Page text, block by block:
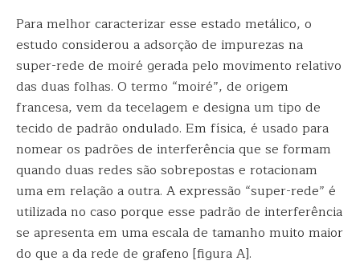
Para melhor caracterizar esse estado metálico, o
estudo considerou a adsorção de impurezas na
super-rede de moiré gerada pelo movimento relativo
das duas folhas. O termo “moiré”, de origem
francesa, vem da tecelagem e designa um tipo de
tecido de padrão ondulado. Em física, é usado para
nomear os padrões de interferência que se formam
quando duas redes são sobrepostas e rotacionam
uma em relação a outra. A expressão “super-rede” é
utilizada no caso porque esse padrão de interferência
se apresenta em uma escala de tamanho muito maior
do que a da rede de grafeno [figura A].